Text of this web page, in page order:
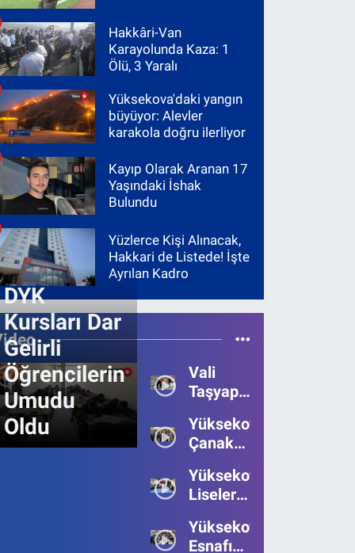
Hakkâri-Van
Karayolunda Kaza: 1
Ölü, 3 Yaralı
Yüksekova'daki yangın
büyüyor: Alevler
karakola doğru ilerliyor
Kayıp Olarak Aranan 17
Yaşındaki İshak
Bulundu
Yüzlerce Kişi Alınacak,
Hakkari de Listede! İşte
Ayrılan Kadro
DYK
Kursları Dar
Gelirli
Öğrencilerin
Umudu
Oldu
Vali
Taşyapan,
Bölgesinde
İncelemelerde
Bulundu
Yüksekova’da
Çanakkale
111.Yılı
Kutlandı
Yüksekova’da
Liseler
Bilgi
Yüksekova
Esnafı